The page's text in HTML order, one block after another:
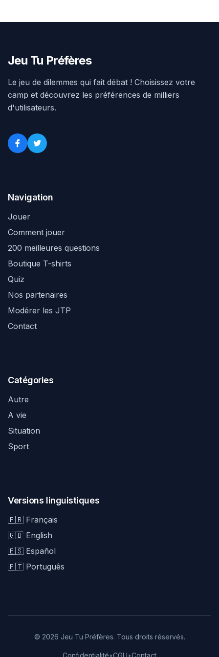
Jeu Tu Préfères
Le jeu de dilemmes qui fait débat ! Choisissez votre
camp et découvrez les préférences de milliers
d'utilisateurs.
Navigation
Jouer
Comment jouer
200 meilleures questions
Boutique T-shirts
Quiz
Nos partenaires
Modérer les JTP
Contact
Catégories
Autre
A vie
Situation
Sport
Versions linguistiques
🇫🇷 Français
🇬🇧 English
🇪🇸 Español
🇵🇹 Português
© 2026 Jeu Tu Préfères. Tous droits réservés.
Confidentialité•CGU•Contact